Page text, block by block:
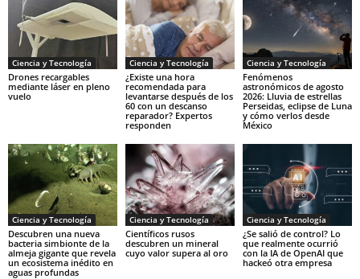
Ciencia y Tecnología
Drones recargables
mediante láser en pleno
vuelo
Ciencia y Tecnología
¿Existe una hora
recomendada para
levantarse después de los
60 con un descanso
reparador? Expertos
responden
Ciencia y Tecnología
Fenómenos
astronómicos de agosto
2026: Lluvia de estrellas
Perseidas, eclipse de Luna
y cómo verlos desde
México
Ciencia y Tecnología
Descubren una nueva
bacteria simbionte de la
almeja gigante que revela
un ecosistema inédito en
aguas profundas
Ciencia y Tecnología
Científicos rusos
descubren un mineral
cuyo valor supera al oro
Ciencia y Tecnología
¿Se salió de control? Lo
que realmente ocurrió
con la IA de OpenAI que
hackeó otra empresa